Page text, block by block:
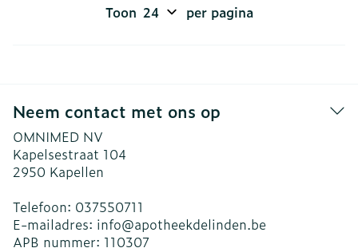
Toon per pagina
Neem contact met ons op
OMNIMED NV
Kapelsestraat 104
2950 Kapellen
Telefoon: 037550711
E-mailadres: info@apotheekdelinden.be
APB nummer: 110307